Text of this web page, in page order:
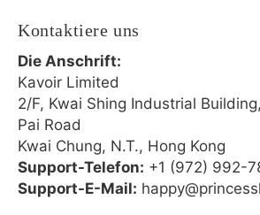
Kontaktiere uns
Die Anschrift:
Kavoir Limited
2/F, Kwai Shing Industrial
Pai Road
Kwai Chung, N.T., Hong Kong
Support-Telefon: +1 (972) 992-
Support-E-Mail: